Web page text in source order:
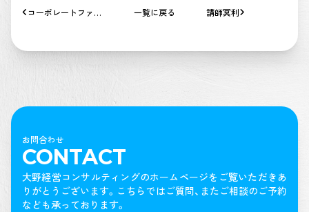
コーポレートファイ
一覧に戻る 講師冥利
お問合わせ
CONTACT
大野経営コンサルティングのホームページをご覧いただきあ
りがとうございます。 こちらではご質問、またご相談のご予約
なども承っております。